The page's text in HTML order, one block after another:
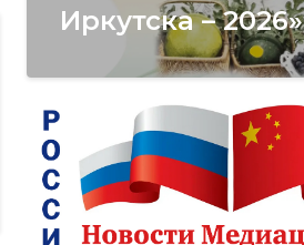
Иркутска – 2026»